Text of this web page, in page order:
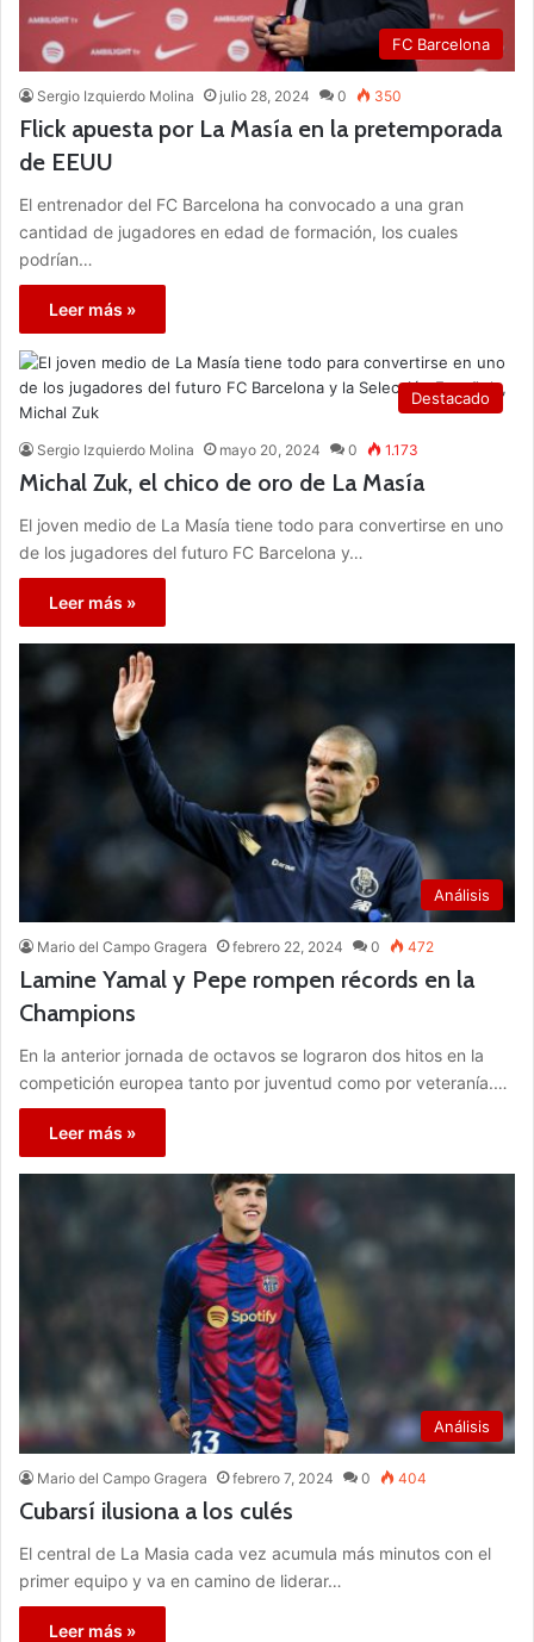
FC Barcelona
Sergio Izquierdo Molina julio 28, 2024 0 350
Flick apuesta por La Masía en la pretemporada
de EEUU
El entrenador del FC Barcelona ha convocado a una gran
cantidad de jugadores en edad de formación, los cuales
podrían…
Leer más »
Destacado
Sergio Izquierdo Molina mayo 20, 2024 0 1.173
Michal Zuk, el chico de oro de La Masía
El joven medio de La Masía tiene todo para convertirse en uno
de los jugadores del futuro FC Barcelona y…
Leer más »
Análisis
Mario del Campo Gragera febrero 22, 2024 0 472
Lamine Yamal y Pepe rompen récords en la
Champions
En la anterior jornada de octavos se lograron dos hitos en la
competición europea tanto por juventud como por veteranía.…
Leer más »
Análisis
Mario del Campo Gragera febrero 7, 2024 0 404
Cubarsí ilusiona a los culés
El central de La Masia cada vez acumula más minutos con el
primer equipo y va en camino de liderar…
Leer más »